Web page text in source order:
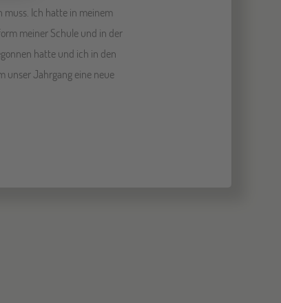
muss. Ich hatte in meinem
meiner Schule und in der
hatte und ich in den
unser Jahrgang eine neue